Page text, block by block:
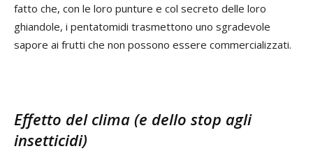
fatto che, con le loro punture e col secreto delle loro
ghiandole, i pentatomidi trasmettono uno sgradevole
sapore ai frutti che non possono essere commercializzati.
Effetto del clima (e dello stop agli
insetticidi)